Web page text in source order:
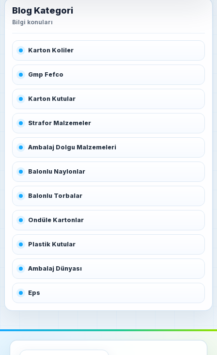
Blog Kategori
Karton Koliler
Gmp Fefco
Karton Kutular
Strafor Malzemeler
Ambalaj Dolgu Malzemeleri
Balonlu Naylonlar
Balonlu Torbalar
Ondüle Kartonlar
Plastik Kutular
Ambalaj Dünyası
Eps